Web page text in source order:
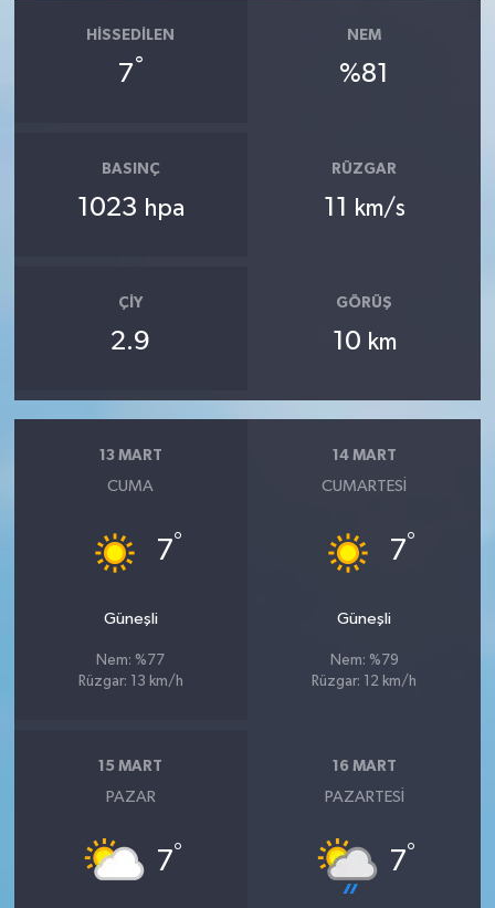
HISSEDILEN
7°
NEM
%81
BASINÇ
1023 hpa
RÜZGAR
11 km/s
ÇIY
2.9
GÖRÜŞ
10 km
13 MART
CUMA
7°
Güneşli
Nem: %77
Rüzgar: 13 km/h
14 MART
CUMARTESI
7°
Güneşli
Nem: %79
Rüzgar: 12 km/h
15 MART
PAZAR
7°
16 MART
PAZARTESI
7°